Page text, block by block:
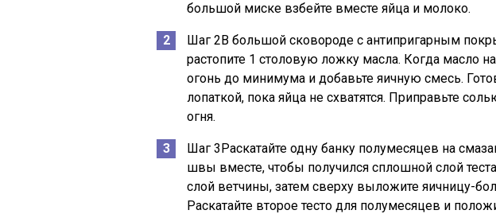
большой миске взбейте вместе яйца и молоко.
Шаг 2В большой сковороде с антипригарным
растопите 1 столовую ложку масла. Когда масло
огонь до минимума и добавьте яичную смесь.
лопаткой, пока яйца не схватятся. Приправьте
огня.
Шаг 3Раскатайте одну банку полумесяцев на
швы вместе, чтобы получился сплошной слой
слой ветчины, затем сверху выложите яичницу-
Раскатайте второе тесто для полумесяцев и